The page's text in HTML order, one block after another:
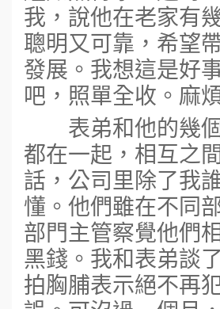
我，說他在老家有
聰明又可靠，希望
發展。我想這是好
吧，照單全收。麻
表弟和他的幾
都在一起，相互之
話，公司里除了我
懂。他們雖在不同
部門主管察覺他們
黑錢。我和表弟談
拍胸脯表示絕不再